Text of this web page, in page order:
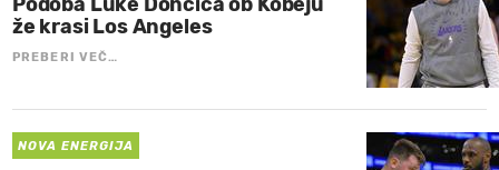
že krasi Los Angeles
PREBERI VEČ…
NOVA ENERGIJA